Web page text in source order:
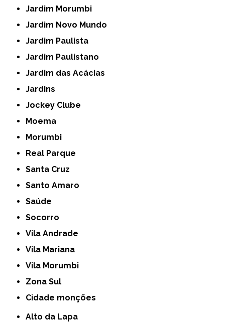
Jardim Morumbi
Jardim Novo Mundo
Jardim Paulista
Jardim Paulistano
Jardim das Acácias
Jardins
Jockey Clube
Moema
Morumbi
Real Parque
Santa Cruz
Santo Amaro
Saúde
Socorro
Vila Andrade
Vila Mariana
Vila Morumbi
Zona Sul
cidade monções
Alto da Lapa